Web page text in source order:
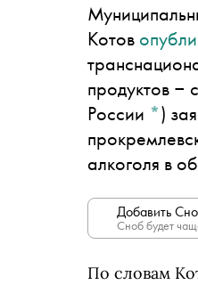
Котов
продуктов ‒
России *)
алкоголя в
Добавить
Сноб будет
По словам